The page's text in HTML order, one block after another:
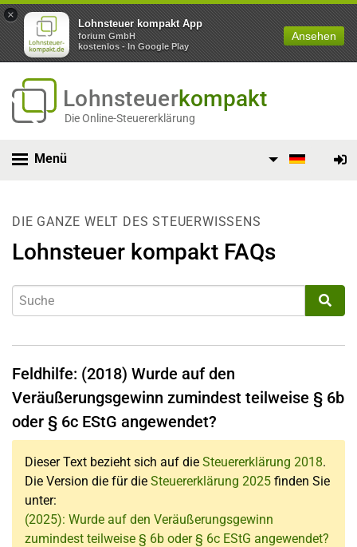
×
Lohnsteuer kompakt App
forium GmbH
kostenlos - In Google Play
Ansehen
Lohnsteuerkompakt
Die Online-Steuererklärung
Menü
DIE GANZE WELT DES STEUERWISSENS
Lohnsteuer kompakt FAQs
Feldhilfe: (2018) Wurde auf den
Veräußerungsgewinn zumindest teilweise § 6b
oder § 6c EStG angewendet?
Dieser Text bezieht sich auf die Steuererklärung 2018.
Die Version die für die Steuererklärung 2025 finden Sie
unter:
(2025): Wurde auf den Veräußerungsgewinn
zumindest teilweise § 6b oder § 6c EStG angewendet?